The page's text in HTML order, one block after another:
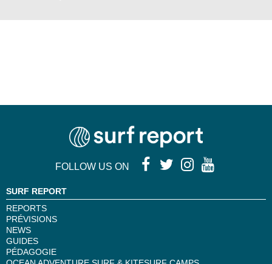
FOLLOW US ON
SURF REPORT
REPORTS
PRÉVISIONS
NEWS
GUIDES
PÉDAGOGIE